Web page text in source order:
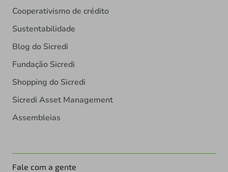
Cooperativismo de crédito
Sustentabilidade
Blog do Sicredi
Fundação Sicredi
Shopping do Sicredi
Sicredi Asset Management
Assembleias
Fale com a gente